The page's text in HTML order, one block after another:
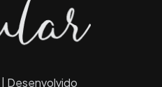
Desenvolvido